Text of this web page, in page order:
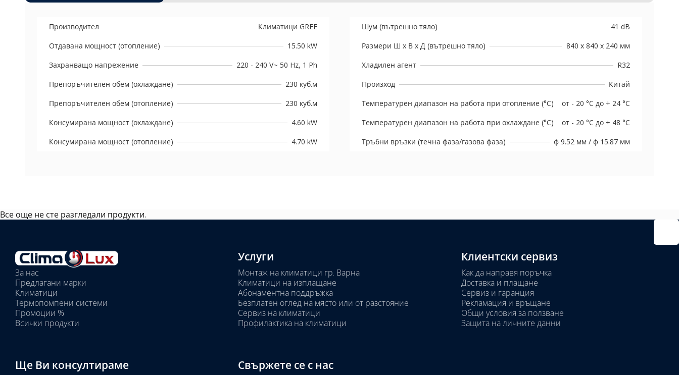
Производител
Климатици GREE
Отдавана мощност (отопление)
15.50 kW
Захранващо напрежение
220 - 240 V~ 50 Hz, 1 Ph
Препоръчителен обем (охлаждане)
230 куб.м
Препоръчителен обем (отопление)
230 куб.м
Консумирана мощност (охлаждане)
4.60 kW
Консумирана мощност (отопление)
4.70 kW
Шум (вътрешно тяло)
41 dB
Размери Ш х В х Д (вътрешно тяло)
840 x 840 x 240 мм
Хладилен агент
R32
Произход
Китай
Температурен диапазон на работа при отопление (°C)
от - 20 °C до + 24 °C
Температурен диапазон на работа при охлаждане (°C)
от - 20 °C до + 48 °C
Тръбни връзки (течна фаза/газова фаза)
ф 9.52 мм / ф 15.87 мм
Все още не сте разгледали продукти.
Избрани
вътрешни
тела:
Избрано
тяло:
За нас
Предлагани марки
Климатици
Термопомпени системи
Промоции %
Всички продукти
Услуги
Монтаж на климатици гр. Варна
Климатици на изплащане
Абонаментна поддръжка
Безплатен оглед на място или от разстояние
Сервиз на климатици
Профилактика на климатици
Клиентски сервиз
Как да направя поръчка
Доставка и плащане
Сервиз и гаранция
Рекламация и връщане
Общи условия за ползване
Защита на личните данни
Ще Ви консултираме Свържете се с нас